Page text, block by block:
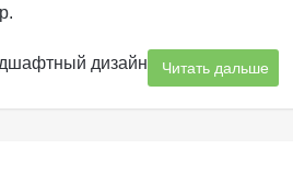
Читать дальше